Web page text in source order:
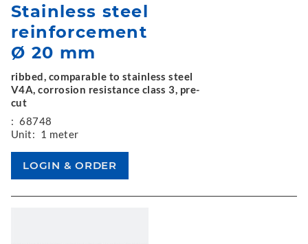
Stainless steel
reinforcement
Ø 20 mm
ribbed, comparable to stainless steel
V4A, corrosion resistance class 3, pre-
cut
: 68748
Unit: 1 meter